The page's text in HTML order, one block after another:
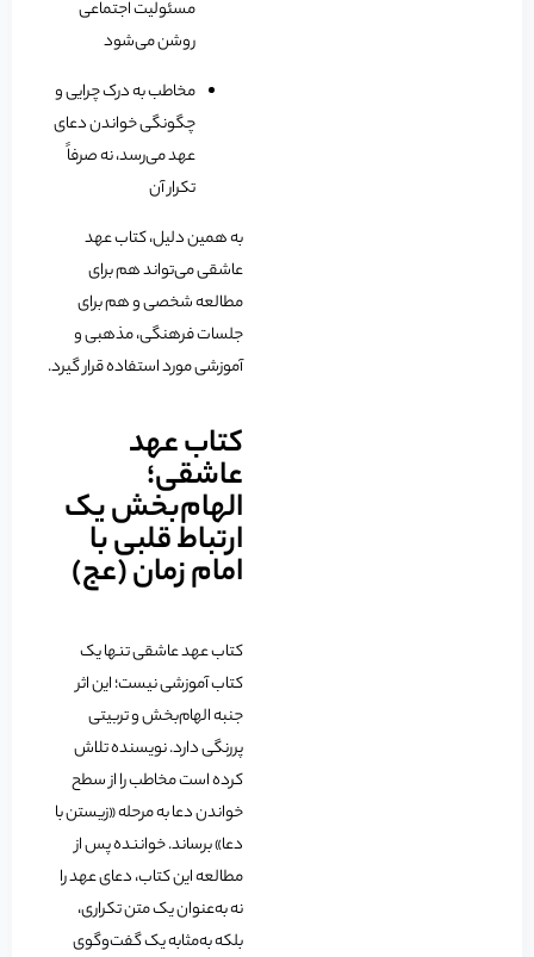
مسئولیت اجتماعی
روشن می‌شود
مخاطب به درک چرایی و
چگونگی خواندن دعای
عهد می‌رسد، نه صرفاً
تکرار آن
به همین دلیل، کتاب عهد
عاشقی می‌تواند هم برای
مطالعه شخصی و هم برای
جلسات فرهنگی، مذهبی و
آموزشی مورد استفاده قرار گیرد.
کتاب عهد
عاشقی؛
الهام‌بخش یک
ارتباط قلبی با
امام زمان (عج)
کتاب عهد عاشقی تنها یک
کتاب آموزشی نیست؛ این اثر
جنبه الهام‌بخش و تربیتی
پررنگی دارد. نویسنده تلاش
کرده است مخاطب را از سطح
خواندن دعا به مرحله «زیستن با
دعا» برساند. خواننده پس از
مطالعه این کتاب، دعای عهد را
نه به‌عنوان یک متن تکراری،
بلکه به‌مثابه یک گفت‌وگوی